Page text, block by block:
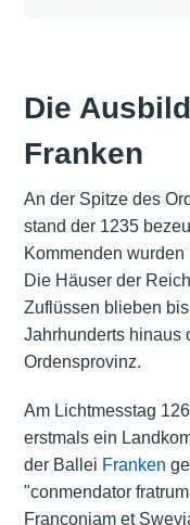
Die
Franken
An der Spitze des
stand der 1235
Kommenden
Die Häuser der
Zuflüssen blieben
Jahrhunderts hinaus
Ordensprovinz.
Am Lichtmesstag
erstmals ein
der Ballei Franken
"conmendator
Franconiam et